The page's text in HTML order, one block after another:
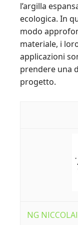
l’argilla
ecologica. In
modo
materiale, i
applicazioni
prendere una
progetto.
NG